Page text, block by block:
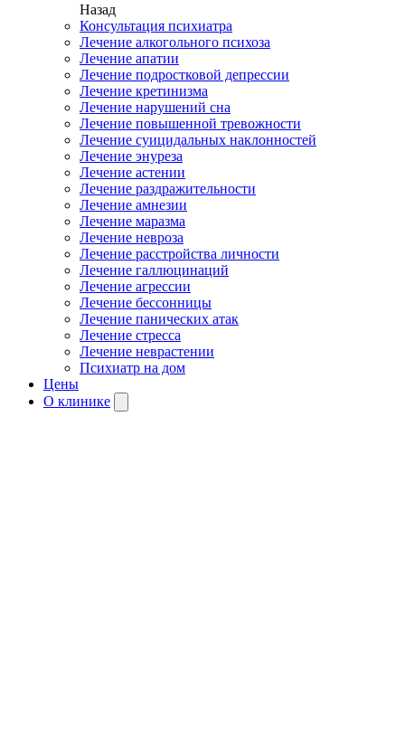
Назад
Консультация психиатра
Лечение алкогольного психоза
Лечение апатии
Лечение подростковой депрессии
Лечение кретинизма
Лечение нарушений сна
Лечение повышенной тревожности
Лечение суицидальных наклонностей
Лечение энуреза
Лечение астении
Лечение раздражительности
Лечение амнезии
Лечение маразма
Лечение невроза
Лечение расстройства личности
Лечение галлюцинаций
Лечение агрессии
Лечение бессонницы
Лечение панических атак
Лечение стресса
Лечение неврастении
Психиатр на дом
Цены
О клинике